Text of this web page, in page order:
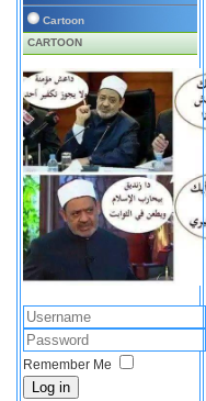
Cartoon
CARTOON
Remember Me
Log in